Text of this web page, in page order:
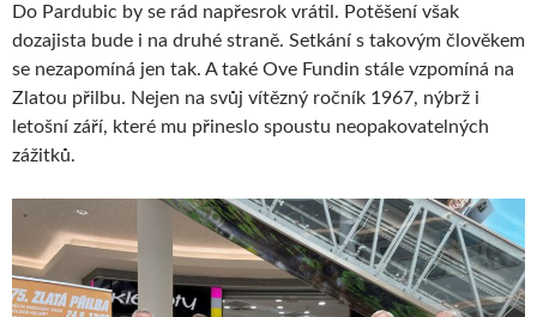
Do Pardubic by se rád napřesrok vrátil. Potěšení však
dozajista bude i na druhé straně. Setkání s takovým člověkem
se nezapomíná jen tak. A také Ove Fundin stále vzpomíná na
Zlatou přilbu. Nejen na svůj vítězný ročník 1967, nýbrž i
letošní září, které mu přineslo spoustu neopakovatelných
zážitků.